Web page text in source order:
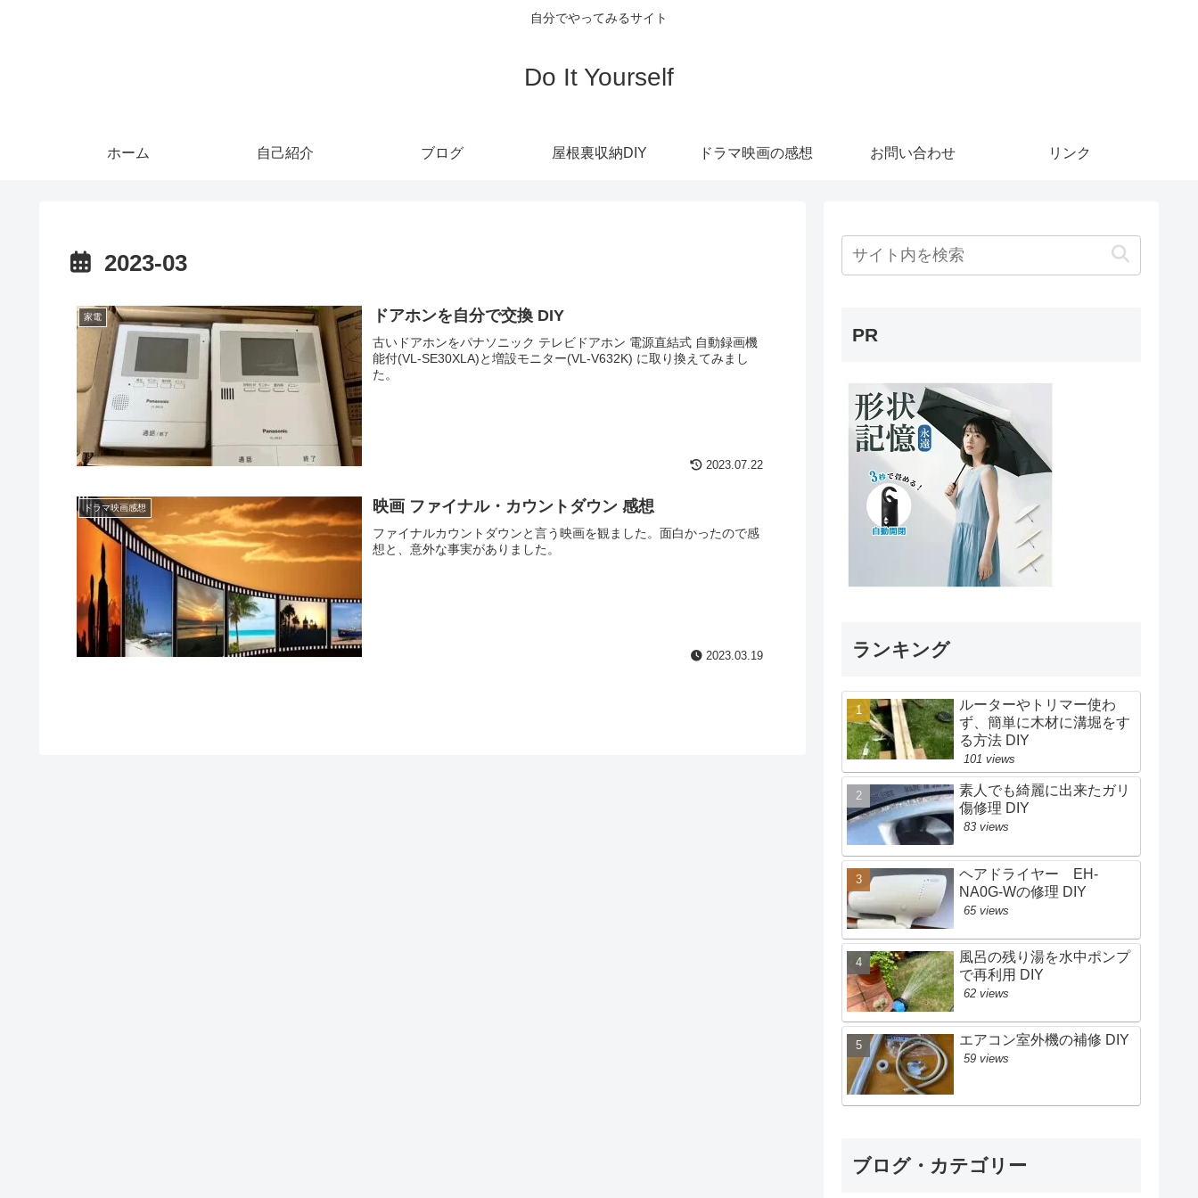
自分でやってみるサイト
Do It Yourself
ホーム 自己紹介 ブログ 屋根裏収納DIY ドラマ映画の感想 お問い合わせ リンク
2023-03
家電 ドアホンを自分で交換 DIY
古いドアホンをパナソニック テレビドアホン 電源直結式 自動録画機
能付(VL-SE30XLA)と増設モニター(VL-V632K) に取り換えてみまし
た。
2023.07.22
ドラマ映画感想 映画 ファイナル・カウントダウン 感想
ファイナルカウントダウンと言う映画を観ました。面白かったので感
想と、意外な事実がありました。
2023.03.19
PR
ランキング
ルーターやトリマー使わ
ず、簡単に木材に溝堀をす
る方法 DIY
101 views
素人でも綺麗に出来たガリ
傷修理 DIY
83 views
ヘアドライヤー EH-
NA0G-Wの修理 DIY
65 views
風呂の残り湯を水中ポンプ
で再利用 DIY
62 views
エアコン室外機の補修 DIY
59 views
ブログ・カテゴリー